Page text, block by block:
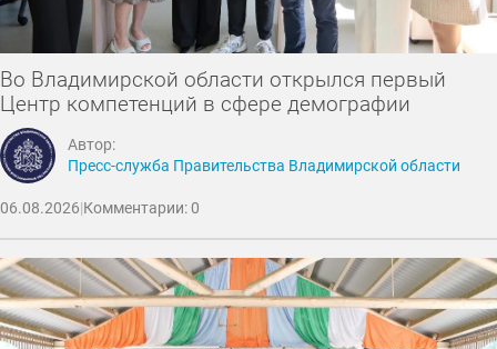
Во Владимирской области открылся первый
Центр компетенций в сфере демографии
Автор:
Пресс-служба Правительства Владимирской области
06.08.2026|Комментарии: 0